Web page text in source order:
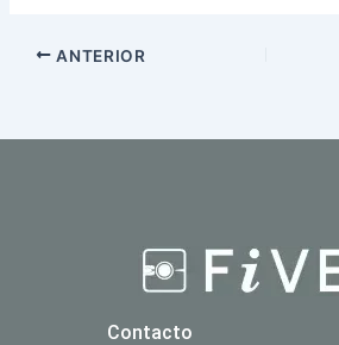
ANTERIOR
Contacto